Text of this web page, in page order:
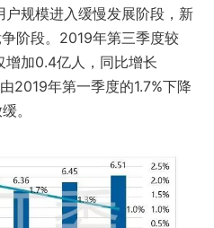
规模进入缓慢发展阶段，新
阶段。2019年第三季度较
增加0.4亿人，同比增长
2019年第一季度的1.7%下降
。